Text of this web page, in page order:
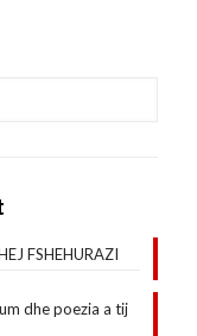
FSHEHURAZI
dhe poezia a tij